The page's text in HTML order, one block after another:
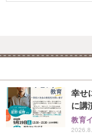
幸せ
に講
教育